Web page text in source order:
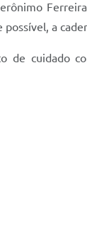
possível, a
de cuidado